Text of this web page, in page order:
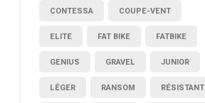
CONTESSA COUPE-VENT
ELITE FAT BIKE FATBIKE
GENIUS GRAVEL JUNIOR
LÉGER RANSOM RÉSISTANT